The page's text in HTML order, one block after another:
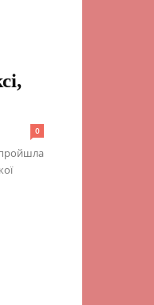
0
пройшла